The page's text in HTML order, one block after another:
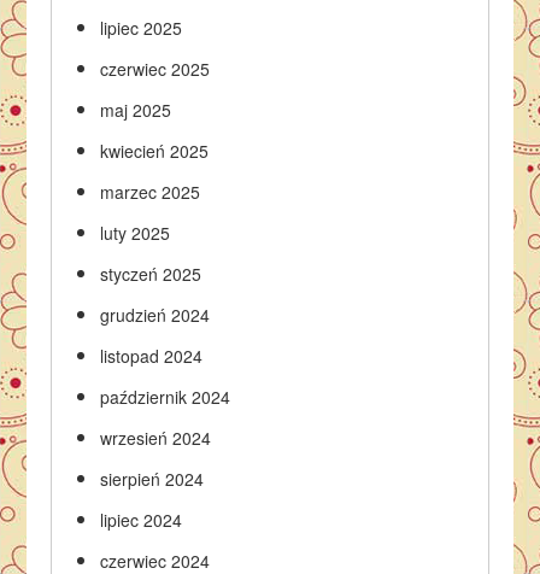
lipiec 2025
czerwiec 2025
maj 2025
kwiecień 2025
marzec 2025
luty 2025
styczeń 2025
grudzień 2024
listopad 2024
październik 2024
wrzesień 2024
sierpień 2024
lipiec 2024
czerwiec 2024